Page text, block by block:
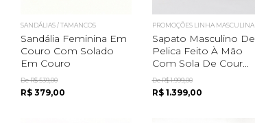
SANDÁLIAS / TAMANCOS
Sandália Feminina Em
Couro Com Solado
Em Couro
De R$ 539,00
R$ 379,00
PROMOÇÕES LINHA MASCULINA
Sapato Masculino De
Pelica Feito À Mão
Com Sola De Cour...
De R$ 1.999,00
R$ 1.399,00